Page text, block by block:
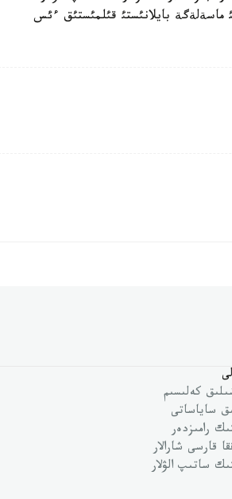
ماسةلةگة بايلانئستئ قئلمئستئق ءئس
كەلىسىم
ساياساتى
رامىزدەر
قارسى شارالار
ساتىپ الۋلار